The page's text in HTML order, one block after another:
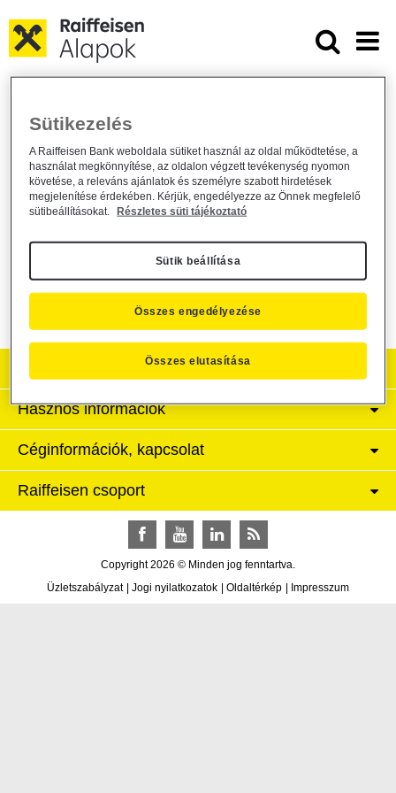
A Raiffeisen Garantált Pénzpiaci Alap
garantált minimum hozama
Alapkezelő közzététel / general / 2011. november 2.
A Raiffeisen Befektetési Alapkezelő Zrt. (1054 Budapest,
Raiffeisen Garantált Pénzpiaci Alap a tájékoztató 1.18 pontja
szerinti garantált minimumhozama a 2011. november 01. és
Hasznos információk
Céginformációk, kapcsolat
Raiffeisen csoport
Copyright 2026 © Minden jog fenntartva.
FacebookYouTubeLinkedInRSS
Üzletszabályzat Jogi nyilatkozatok Oldaltérkép Impresszum
Sütikezelés
A Raiffeisen Bank weboldala sütiket használ az oldal működtetése, a
használat megkönnyítése, az oldalon végzett tevékenység nyomon
követése, a releváns ajánlatok és személyre szabott hirdetések
megjelenítése érdekében. Kérjük, engedélyezze az Önnek megfelelő
sütibeállításokat.
Részletes süti tájékoztató
Sütik beállítása
Összes elutasítása
Összes engedélyezése